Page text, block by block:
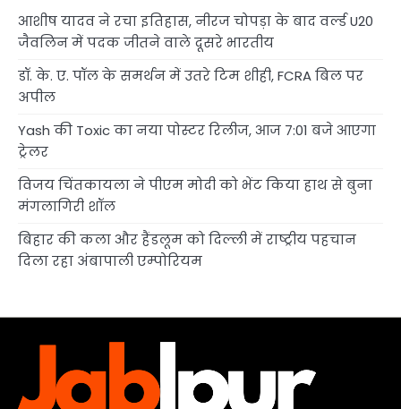
आशीष यादव ने रचा इतिहास, नीरज चोपड़ा के बाद वर्ल्ड U20
जैवलिन में पदक जीतने वाले दूसरे भारतीय
डॉ. के. ए. पॉल के समर्थन में उतरे टिम शीही, FCRA बिल पर
अपील
Yash की Toxic का नया पोस्टर रिलीज, आज 7:01 बजे आएगा
ट्रेलर
विजय चिंतकायला ने पीएम मोदी को भेंट किया हाथ से बुना
मंगलागिरी शॉल
बिहार की कला और हैंडलूम को दिल्ली में राष्ट्रीय पहचान
दिला रहा अंबापाली एम्पोरियम